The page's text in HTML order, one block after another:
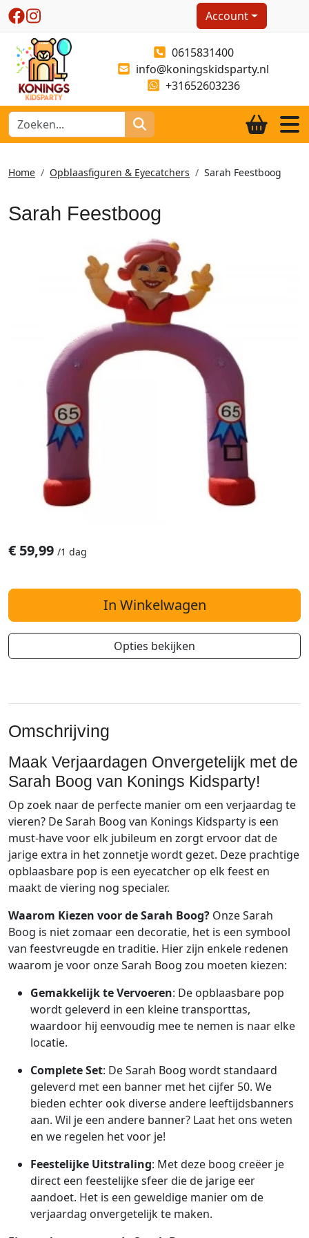
Account
0615831400
info@koningskidsparty.nl
+31652603236
Home Opblaasfiguren & Eyecatchers Sarah Feestboog
Sarah Feestboog
€ 59,99 /1 dag
In Winkelwagen
Opties bekijken
Omschrijving
Maak Verjaardagen Onvergetelijk met de
Sarah Boog van Konings Kidsparty!
Op zoek naar de perfecte manier om een verjaardag te
vieren? De Sarah Boog van Konings Kidsparty is een
must-have voor elk jubileum en zorgt ervoor dat de
jarige extra in het zonnetje wordt gezet. Deze prachtige
opblaasbare pop is een eyecatcher op elk feest en
maakt de viering nog specialer.
Waarom Kiezen voor de Sarah Boog? Onze Sarah
Boog is niet zomaar een decoratie, het is een symbool
van feestvreugde en traditie. Hier zijn enkele redenen
waarom je voor onze Sarah Boog zou moeten kiezen:
Gemakkelijk te Vervoeren: De opblaasbare pop
wordt geleverd in een kleine transporttas,
waardoor hij eenvoudig mee te nemen is naar elke
locatie.
Complete Set: De Sarah Boog wordt standaard
geleverd met een banner met het cijfer 50. We
bieden echter ook diverse andere leeftijdsbanners
aan. Wil je een andere banner? Laat het ons weten
en we regelen het voor je!
Feestelijke Uitstraling: Met deze boog creëer je
direct een feestelijke sfeer die de jarige eer
aandoet. Het is een geweldige manier om de
verjaardag onvergetelijk te maken.